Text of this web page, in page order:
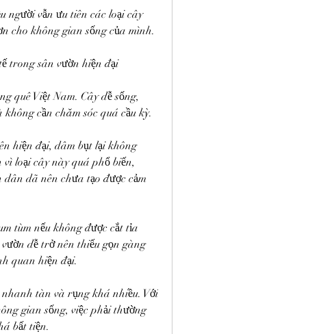
người vẫn ưu tiên các loại cây
cho không gian sống của mình.
trong sân vườn hiện đại
quê Việt Nam. Cây dễ sống,
cần chăm sóc quá cầu kỳ.
hiện đại, dâm bụt lại không
loại cây này quá phổ biến,
dã nên chưa tạo được cảm
tùm nếu không được cắt tỉa
dễ trở nên thiếu gọn gàng
quan hiện đại.
tàn và rụng khá nhiều. Với
gian sống, việc phải thường
bất tiện.